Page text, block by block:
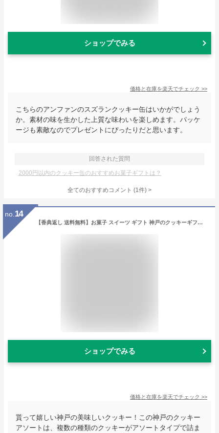
ショップでみる
価格と在庫を楽天でチェック >>
こちらのアンファンのスズランクッキー缶はいかがでしょう
か。素材の味を生かした上質な味わいを楽しめます。パッケ
ージも素敵なのでプレゼントにぴったりだと思います。
回答された質問
2000円以内のクッキー缶のおすすめお菓子ギフトは？
全てのおすすめコメント (1件) >
no. 14
【香典返し 送料無料】お菓子 スイーツ ギフト 神戸のクッキーギフトセット 洋菓子 焼き菓子 詰め合わせ 36個入 KCG-10 (10) 引き出物 四十九日 お供え 初盆 一周忌 お返し 喪中 法事 お供え物 満中陰志 忌明け 49日 挨拶状 粗供養 品物 お礼 食品 食べ物 1500円 1000円
ショップでみる
価格と在庫を楽天でチェック >>
貰って嬉しい神戸の美味しいクッキー！この神戸のクッキー
アソートは、複数の種類のクッキーがアソートタイプで詰ま